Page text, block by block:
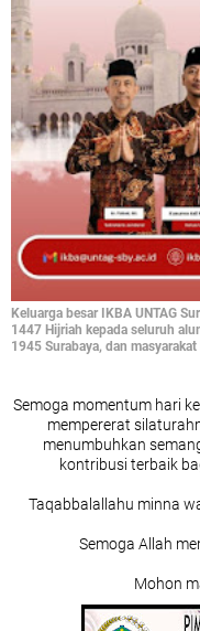
Keluarga besar IKBA UNTAG
1447 Hijriah kepada seluruh
1945 Surabaya, dan masyarakat
Semoga momentum hari
mempererat
menumbuhkan
kontribusi terbaik
Taqabbalallahu minna
Semoga Allah
Mohon